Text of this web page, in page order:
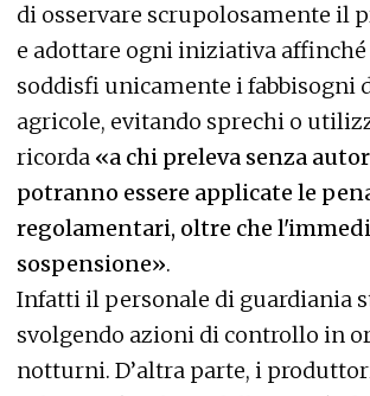
di osservare scrupolosamente il
e adottare ogni iniziativa affinché
soddisfi unicamente i fabbisogni
agricole, evitando sprechi o
ricorda «a chi preleva senza
potranno essere applicate le
regolamentari, oltre che
sospensione».
Infatti il personale di guardiania
svolgendo azioni di controllo in
notturni. D’altra parte, i